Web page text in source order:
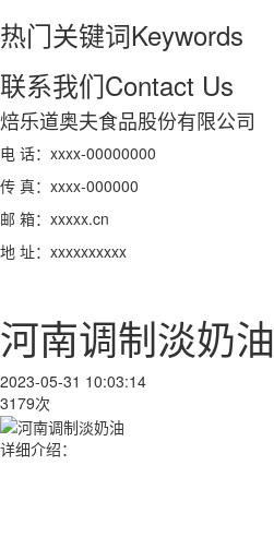
热门关键词Keywords
联系我们Contact Us
焙乐道奥夫食品股份有限公司
电 话：xxxx-00000000
传 真：xxxx-000000
邮 箱：xxxxx.cn
地 址：xxxxxxxxxx
河南调制淡奶油
2023-05-31 10:03:14
3179次
详细介绍：